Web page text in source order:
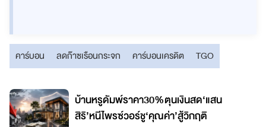
คาร์บอน ลดก๊าซเรือนกระจก คาร์บอนเครดิต TGO
บ้านหรูดัมพ์ราคา30%ตุนเงินสด‘แสน
สิริ’หนีไพรซ์วอร์ชู‘คุณค่า’สู้วิกฤติ